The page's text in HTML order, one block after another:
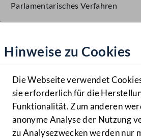
Hilfe
Benutzer
Navigationsmenü öffnen
MENÜ
Hinweise zu Cookies
Die Webseite verwendet
sie erforderlich für die
Funktionalität. Zum anderen
anonyme Analyse der Nutzung
zu Analysezwecken werden nur
Parlamentarisches Verfahren